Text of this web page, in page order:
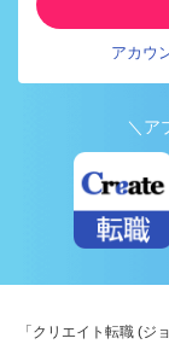
アカウ
＼ア
「クリエイト転職 (ジ